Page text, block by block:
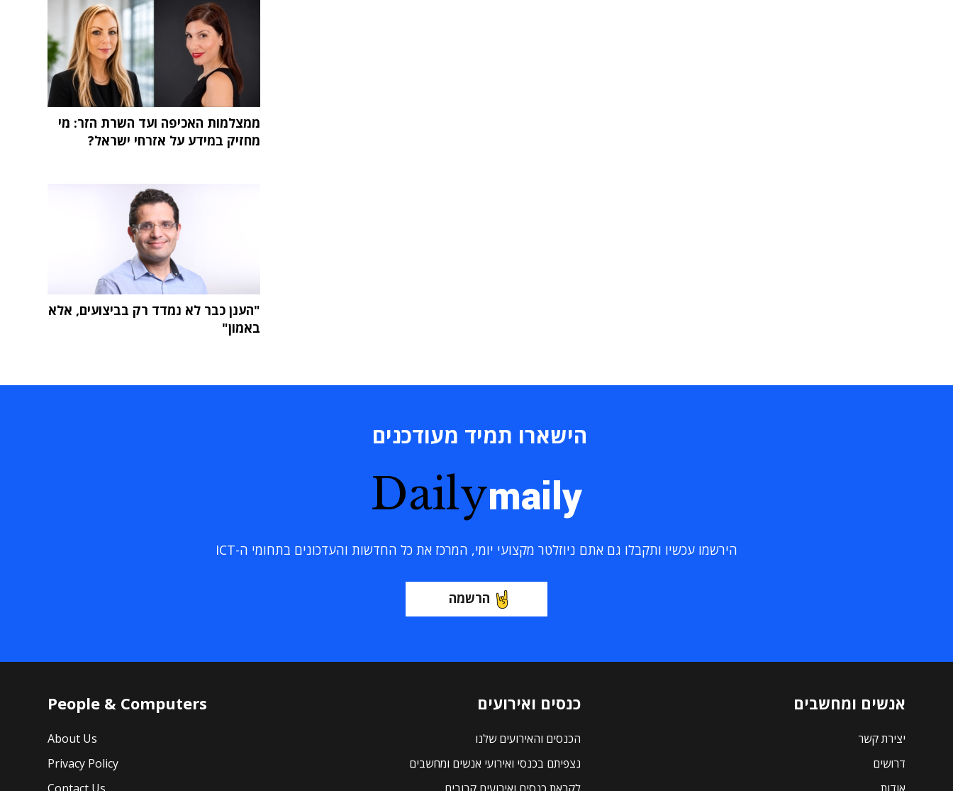
ממצלמות האכיפה ועד השרת הזר: מי
מחזיק במידע על אזרחי ישראל?
"הענן כבר לא נמדד רק בביצועים, אלא
באמון"
הישארו תמיד מעודכנים
Dailymaily
הירשמו עכשיו ותקבלו גם אתם ניוזלטר מקצועי יומי, המרכז את כל החדשות והעדכונים בתחומי ה-ICT
הרשמה
אנשים ומחשבים
יצירת קשר
דרושים
כנסים ואירועים
הכנסים והאירועים שלנו
נצפיתם בכנסי ואירועי אנשים ומחשבים
People & Computers
About Us
Privacy Policy